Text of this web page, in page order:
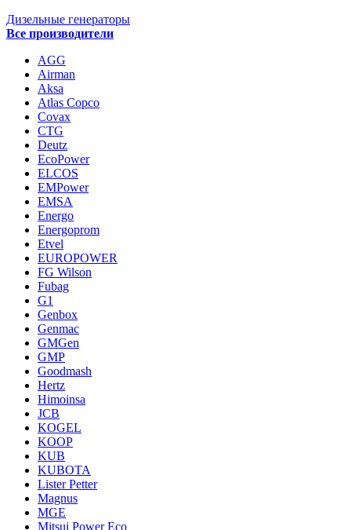
Дизельные генераторы
Все производители
AGG
Airman
Aksa
Atlas Copco
Covax
CTG
Deutz
EcoPower
ELCOS
EMPower
EMSA
Energo
Energoprom
Etvel
EUROPOWER
FG Wilson
Fubag
G1
Genbox
Genmac
GMGen
GMP
Goodmash
Hertz
Himoinsa
JCB
KOGEL
KOOP
KUB
KUBOTA
Lister Petter
Magnus
MGE
Mitsui Power Eco